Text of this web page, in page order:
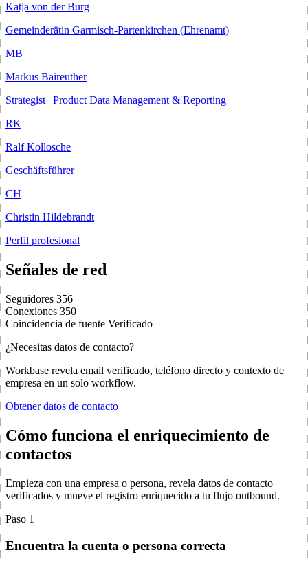
Katja von der Burg
Gemeinderätin Garmisch-Partenkirchen (Ehrenamt)
MB
Markus Baireuther
Strategist | Product Data Management & Reporting
RK
Ralf Kollosche
Geschäftsführer
CH
Christin Hildebrandt
Perfil profesional
Señales de red
Seguidores 356
Conexiones 350
Coincidencia de fuente Verificado
¿Necesitas datos de contacto?
Workbase revela email verificado, teléfono directo y contexto de
empresa en un solo workflow.
Obtener datos de contacto
Cómo funciona el enriquecimiento de
contactos
Empieza con una empresa o persona, revela datos de contacto
verificados y mueve el registro enriquecido a tu flujo outbound.
Paso 1
Encuentra la cuenta o persona correcta